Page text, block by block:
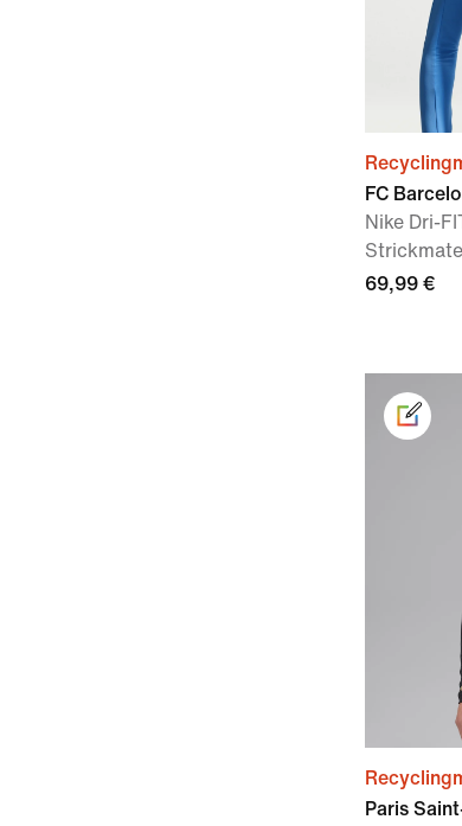
FC
Nike Dri-
69,99 €
Paris